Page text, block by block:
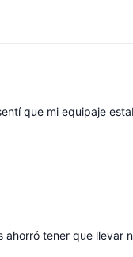
que mi equipaje
ahorró tener que llevar